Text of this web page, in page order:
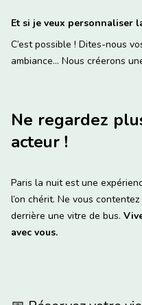
Et si je veux personnaliser
C’est possible ! Dites-nous
ambiance… Nous créerons
Ne regardez
acteur !
Paris la nuit est une
l’on chérit. Ne vous
derrière une vitre de bus.
avec vous.